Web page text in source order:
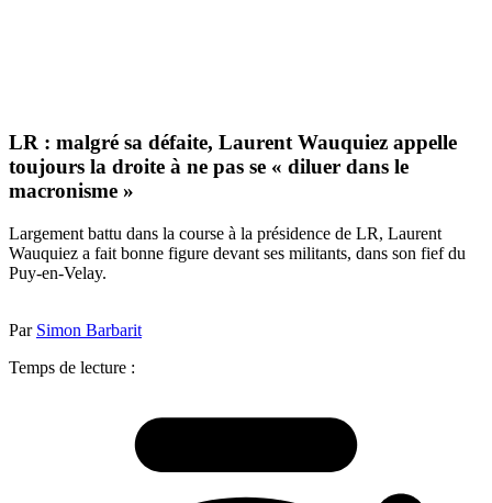
LR : malgré sa défaite, Laurent Wauquiez appelle
toujours la droite à ne pas se « diluer dans le
macronisme »
Largement battu dans la course à la présidence de LR, Laurent
Wauquiez a fait bonne figure devant ses militants, dans son fief du
Puy-en-Velay.
Par Simon Barbarit
Temps de lecture :